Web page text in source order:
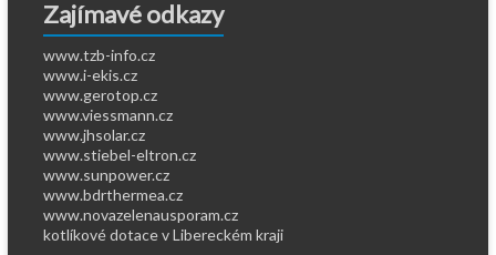
Zajímavé odkazy
www.tzb-info.cz
www.i-ekis.cz
www.gerotop.cz
www.viessmann.cz
www.jhsolar.cz
www.stiebel-eltron.cz
www.sunpower.cz
www.bdrthermea.cz
www.novazelenausporam.cz
kotlíkové dotace v Libereckém kraji